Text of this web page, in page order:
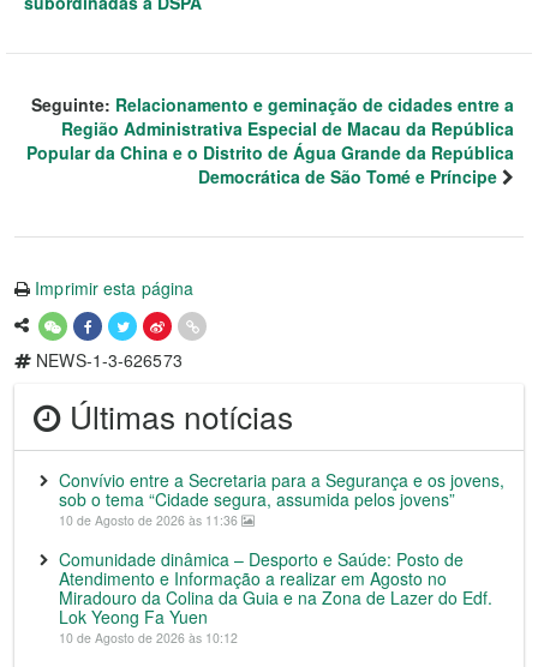
Seguinte: Relacionamento e geminação de cidades entre a
Região Administrativa Especial de Macau da República
Popular da China e o Distrito de Água Grande da República
Democrática de São Tomé e Príncipe
Imprimir esta página
NEWS-1-3-626573
Últimas notícias
Convívio entre a Secretaria para a Segurança e os jovens,
sob o tema “Cidade segura, assumida pelos jovens”
10 de Agosto de 2026 às 11:36
Comunidade dinâmica – Desporto e Saúde: Posto de
Atendimento e Informação a realizar em Agosto no
Miradouro da Colina da Guia e na Zona de Lazer do Edf.
Lok Yeong Fa Yuen
10 de Agosto de 2026 às 10:12